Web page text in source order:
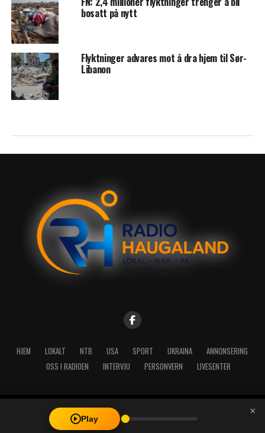
bosatt på nytt
Flyktninger advares mot å dra hjem til Sør-
Libanon
HJEM LOKALT NTB USA SPORT UKRAINA
ANNONSERING
OSS I RADIOEN
INTERVJU PERSONVERN LIVESENTER
Copyright © 2026 A-Media AS | Radio Haugaland - Haraldsgata 114,
5527 Haugesund - Mail: post@radioh.no - Telefon: 52717273
Play
×